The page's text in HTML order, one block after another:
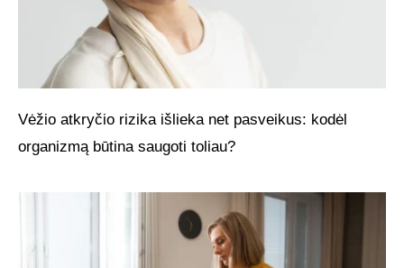
Vėžio atkryčio rizika išlieka net pasveikus: kodėl
organizmą būtina saugoti toliau?